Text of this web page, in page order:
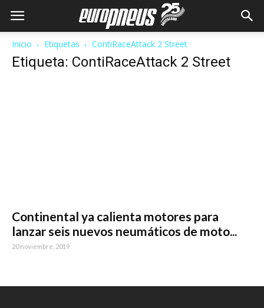
Inicio Etiquetas ContiRaceAttack 2 Street
Etiqueta: ContiRaceAttack 2 Street
Continental ya calienta motores para
lanzar seis nuevos neumáticos de moto...
20 noviembre, 2019